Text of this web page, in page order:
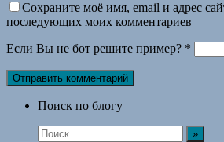
Сохраните моё имя, email и адрес
последующих моих комментариев
Если Вы не бот решите пример? *
Поиск по блогу